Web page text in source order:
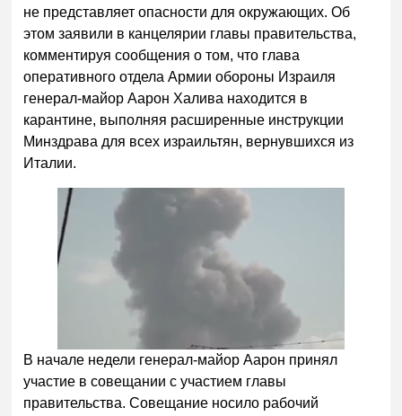
не представляет опасности для окружающих. Об
этом заявили в канцелярии главы правительства,
комментируя сообщения о том, что глава
оперативного отдела Армии обороны Израиля
генерал-майор Аарон Халива находится в
карантине, выполняя расширенные инструкции
Минздрава для всех израильтян, вернувшихся из
Италии.
В начале недели генерал-майор Аарон принял
участие в совещании с участием главы
правительства. Совещание носило рабочий